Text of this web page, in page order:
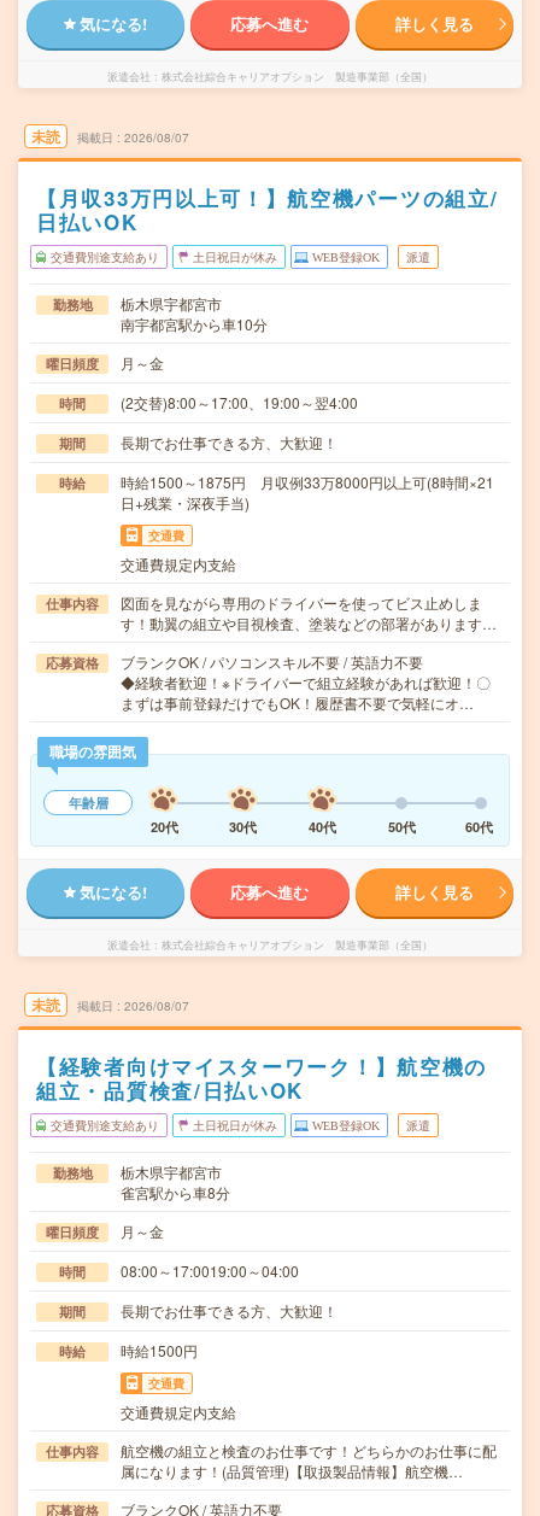
気になる! 応募へ進む 詳しく見る
派遣会社 株式会社綜合キャリアオプション 製造事業部（全国）
未読 掲載日 2026/08/07
【月収33万円以上可！】航空機パーツの組立/
日払いOK
交通費別途支給あり 土日祝日が休み WEB登録OK 派遣
勤務地
栃木県宇都宮市
南宇都宮駅から車10分
曜日頻度 月～金
時間 (2交替)8:00～17:00、19:00～翌4:00
期間 長期でお仕事できる方、大歓迎！
時給
時給1500～1875円 月収例33万8000円以上可(8時間×21
日+残業・深夜手当)
交通費
交通費規定内支給
仕事内容
図面を見ながら専用のドライバーを使ってビス止めしま
す！動翼の組立や目視検査、塗装などの部署があります…
応募資格
ブランクOK / パソコンスキル不要 / 英語力不要
◆経験者歓迎！※ドライバーで組立経験があれば歓迎！〇
まずは事前登録だけでもOK！履歴書不要で気軽にオ…
職場の雰囲気
年齢層
20代
30代 40代 50代 60代
気になる! 応募へ進む 詳しく見る
派遣会社 株式会社綜合キャリアオプション 製造事業部（全国）
未読 掲載日 2026/08/07
【経験者向けマイスターワーク！】航空機の
組立・品質検査/日払いOK
交通費別途支給あり 土日祝日が休み WEB登録OK 派遣
勤務地
栃木県宇都宮市
雀宮駅から車8分
曜日頻度 月～金
時間 08:00～17:0019:00～04:00
期間 長期でお仕事できる方、大歓迎！
時給 時給1500円
交通費
交通費規定内支給
仕事内容
航空機の組立と検査のお仕事です！どちらかのお仕事に配
属になります！(品質管理)【取扱製品情報】航空機…
応募資格 ブランクOK / 英語力不要